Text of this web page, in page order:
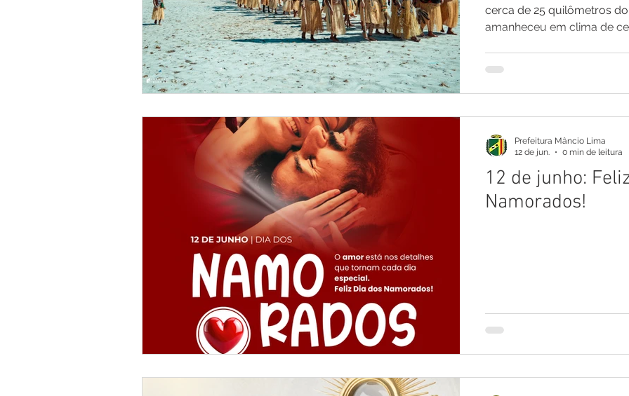
cerca de 25 quilômetros
amanheceu em clima de
cultura indígena do Acre.
tradicionais, indígenas de
12 de junho:
Namorados!
Prefeitura Mâncio Lima
12 de jun.
0 min de leitura